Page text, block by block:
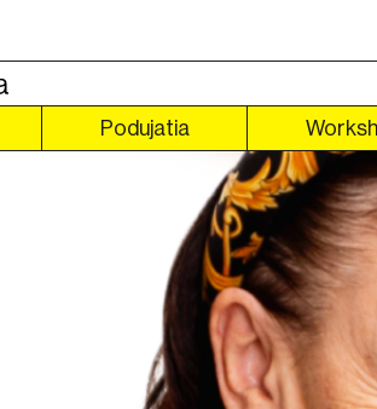
Podujatia